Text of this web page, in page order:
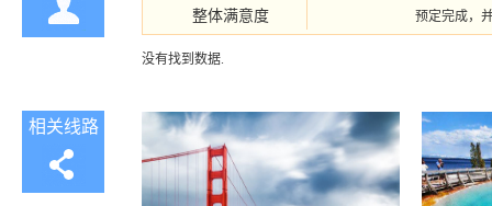
整体满意度
预定完成，
没有找到数据.
相关线路